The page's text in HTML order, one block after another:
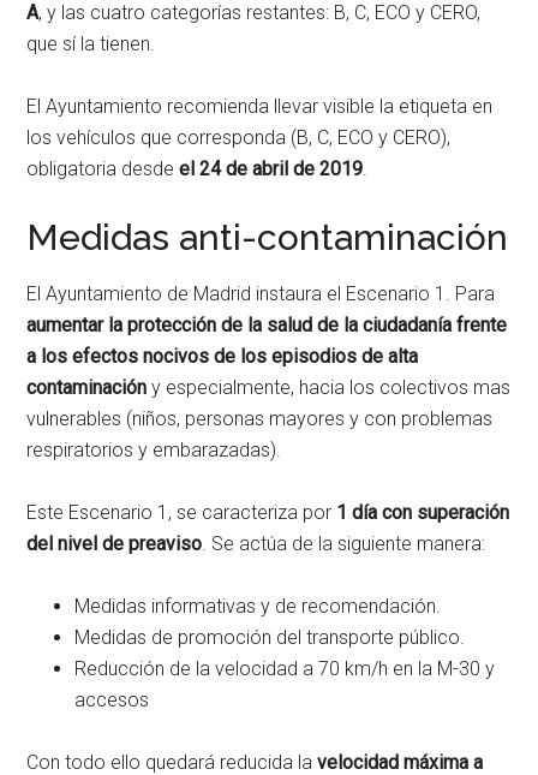
A, y las cuatro categorías restantes: B, C, ECO y CERO,
que sí la tienen.
El Ayuntamiento recomienda llevar visible la etiqueta en
los vehículos que corresponda (B, C, ECO y CERO),
obligatoria desdeel 24 de abril de 2019
Medidas anti-contaminación
El Ayuntamiento de Madrid instaura el Escenario 1. Para
aumentar la protección de la salud de la ciudadanía frente
a los efectos nocivos de los episodios de alta
contaminación y especialmente, hacia los colectivos mas
vulnerables (niños, personas mayores y con problemas
respiratorios y embarazadas).
Este Escenario 1, se caracteriza por 1 día con superación
del nivel de preaviso . Se actúa de la siguiente manera:
Medidas informativas y de recomendación.
Medidas de promoción del transporte público.
Reducción de la velocidad a 70 km/h en la M-30 y
accesos
Con todo ello quedará reducida lavelocidad máxima a